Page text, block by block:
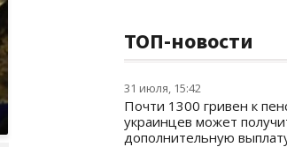
ТОП-новости
31 июля, 15:42
Почти 1300 гривен к
украинцев может
дополнительную